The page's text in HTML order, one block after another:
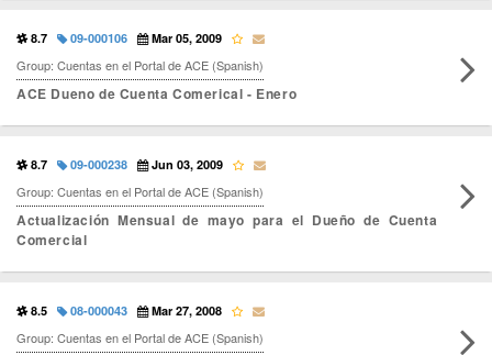
8.7 09-000106 Mar 05, 2009
Group: Cuentas en el Portal de ACE (Spanish)
ACE Dueno de Cuenta Comerical - Enero
8.7 09-000238 Jun 03, 2009
Group: Cuentas en el Portal de ACE (Spanish)
Actualización Mensual de mayo para el Dueño de Cuenta
Comercial
8.5 08-000043 Mar 27, 2008
Group: Cuentas en el Portal de ACE (Spanish)